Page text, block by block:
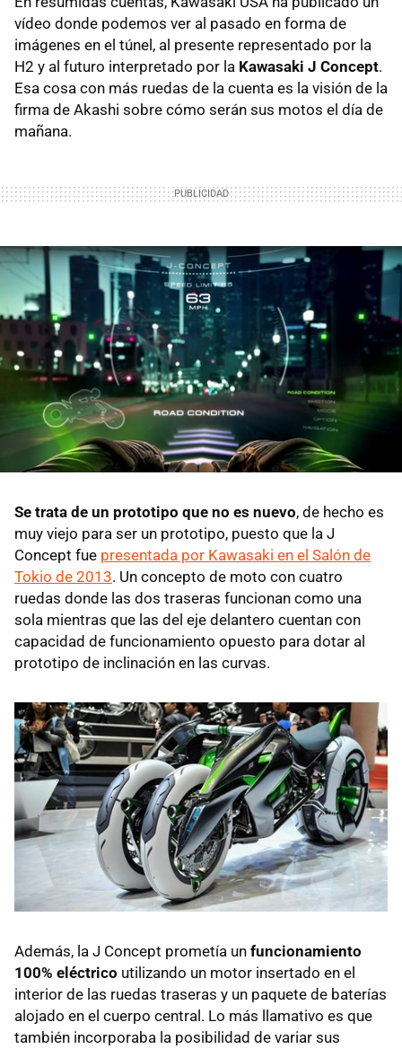
vídeo donde podemos ver al pasado en forma de
imágenes en el túnel, al presente representado por la
H2 y al futuro interpretado por la Kawasaki J Concept.
Esa cosa con más ruedas de la cuenta es la visión de la
firma de Akashi sobre cómo serán sus motos el día de
mañana.
Se trata de un prototipo que no es nuevo, de hecho es
muy viejo para ser un prototipo, puesto que la J
Concept fue presentada por Kawasaki en el Salón de
Tokio de 2013. Un concepto de moto con cuatro
ruedas donde las dos traseras funcionan como una
sola mientras que las del eje delantero cuentan con
capacidad de funcionamiento opuesto para dotar al
prototipo de inclinación en las curvas.
Además, la J Concept prometía un funcionamiento
100% eléctrico utilizando un motor insertado en el
interior de las ruedas traseras y un paquete de baterías
alojado en el cuerpo central. Lo más llamativo es que
también incorporaba la posibilidad de variar sus